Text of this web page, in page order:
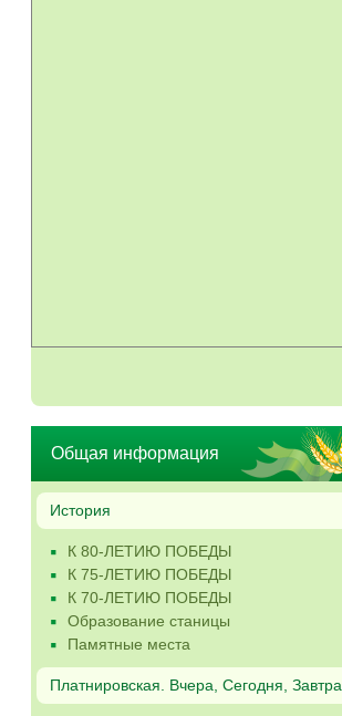
Общая информация
История
К 80-ЛЕТИЮ ПОБЕДЫ
К 75-ЛЕТИЮ ПОБЕДЫ
К 70-ЛЕТИЮ ПОБЕДЫ
Образование станицы
Памятные места
Платнировская. Вчера, Сегодня, Завтра